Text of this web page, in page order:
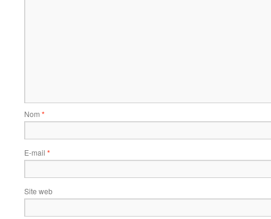
Nom *
E-mail *
Site web